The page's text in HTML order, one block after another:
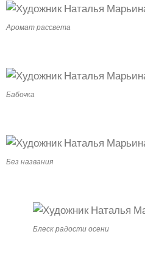
Аромат рассвета
Бабочка
Без названия
Блеск радости осени